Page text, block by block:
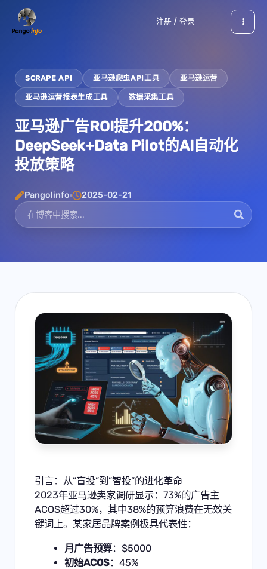
注册 / 登录
SCRAPE API 亚马逊爬虫API工具 亚马逊运营
亚马逊运营报表生成工具 数据采集工具
亚马逊广告ROI提升200%：
DeepSeek+Data Pilot的AI自动化
投放策略
Pangolinfo 2025-02-21
引言：从”盲投”到”智投”的进化革命
2023年亚马逊卖家调研显示：73%的广告主
ACOS超过30%，其中38%的预算浪费在无效关
键词上。某家居品牌案例极具代表性：
月广告预算：$5000
初始ACOS：45%